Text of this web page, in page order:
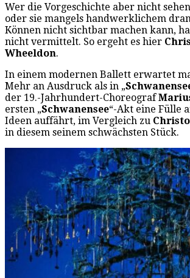
Wer die Vorgeschichte aber nicht
oder sie mangels handwerklichem
Können nicht sichtbar machen kann,
nicht vermittelt. So ergeht es hier
Wheeldon.
In einem modernen Ballett erwartet
Mehr an Ausdruck als in „
der 19.-Jahrhundert-Choreograf
ersten „Schwanensee“-Akt eine Fülle
Ideen auffährt, im Vergleich zu
in diesem seinem schwächsten Stück.